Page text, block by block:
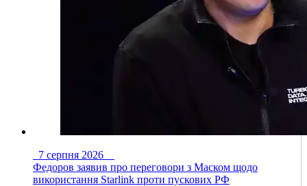
7 серпня 2026
Федоров заявив про переговори з Маском щодо
використання Starlink проти пускових РФ